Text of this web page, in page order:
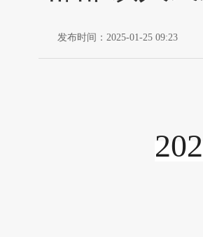
发布时间：2025-01-25 09:23
202